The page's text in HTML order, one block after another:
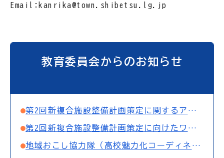
Email:kanrika@town.shibetsu.lg.jp
教育委員会からのお知らせ
第2回新複合施設整備計画策定に関するアンケート調査
第2回新複合施設整備計画策定に向けたワークショップを開催します
地域おこし協力隊（高校魅力化コーディネーター）募集について